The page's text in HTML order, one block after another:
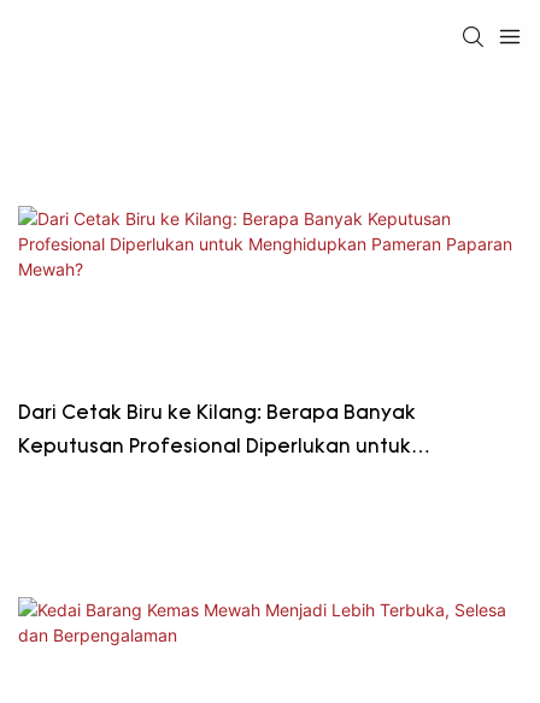
Dari Cetak Biru ke Kilang: Berapa Banyak
Keputusan Profesional Diperlukan untuk